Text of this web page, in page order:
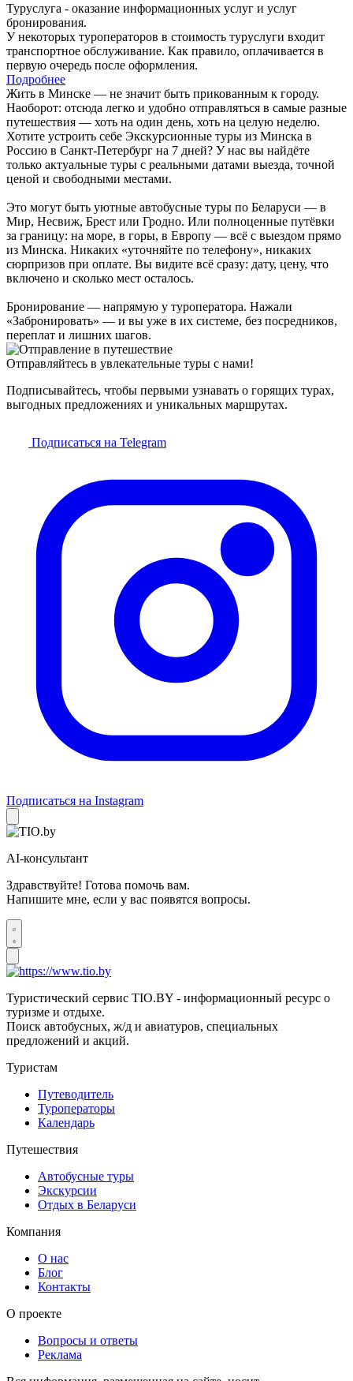
Туруслуга - оказание информационных услуг и услуг
бронирования.
У некоторых туроператоров в стоимость туруслуги входит
транспортное обслуживание. Как правило, оплачивается в
первую очередь после оформления.
Подробнее
Жить в Минске — не значит быть прикованным к городу.
Наоборот: отсюда легко и удобно отправляться в самые разные
путешествия — хоть на один день, хоть на целую неделю.
Хотите устроить себе Экскурсионные туры из Минска в
Россию в Санкт-Петербург на 7 дней? У нас вы найдёте
только актуальные туры с реальными датами выезда, точной
ценой и свободными местами.
Это могут быть уютные автобусные туры по Беларуси — в
Мир, Несвиж, Брест или Гродно. Или полноценные путёвки
за границу: на море, в горы, в Европу — всё с выездом прямо
из Минска. Никаких «уточняйте по телефону», никаких
сюрпризов при оплате. Вы видите всё сразу: дату, цену, что
включено и сколько мест осталось.
Бронирование — напрямую у туроператора. Нажали
«Забронировать» — и вы уже в их системе, без посредников,
переплат и лишних шагов.
Отправляйтесь в увлекательные туры с нами!
Подписывайтесь, чтобы первыми узнавать о горящих турах,
выгодных предложениях и уникальных маршрутах.
Подписаться на Telegram
Подписаться на Instagram
AI-консультант
Здравствуйте! Готова помочь вам.
Напишите мне, если у вас появятся вопросы.
Туристический сервис TIO.BY - информационный ресурс о
туризме и отдыхе.
Поиск автобусных, ж/д и авиатуров, специальных
предложений и акций.
Туристам
Путеводитель
Туроператоры
Календарь
Путешествия
Автобусные туры
Экскурсии
Отдых в Беларуси
Компания
О нас
Блог
Контакты
О проекте
Вопросы и ответы
Реклама